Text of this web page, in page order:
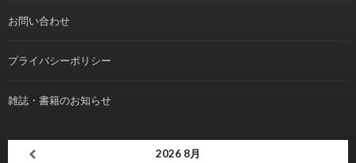
お問い合わせ
プライバシーポリシー
雑誌・書籍のお知らせ
2026 8月